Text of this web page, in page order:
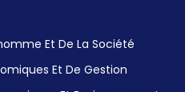
Et De La Société
Et De Gestion